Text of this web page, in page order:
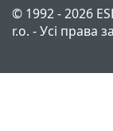
© 1992 - 2026
r.o. - Усі права